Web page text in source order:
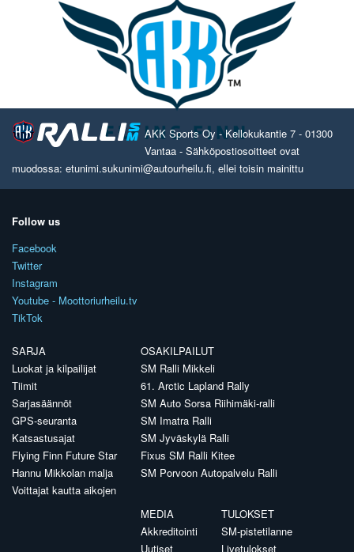
AKK Sports Oy - Kellokukantie 7 - 01300
Vantaa - Sähköpostiosoitteet ovat
muodossa: etunimi.sukunimi@autourheilu.fi, ellei toisin mainittu
Follow us
Facebook
Twitter
Instagram
Youtube - Moottoriurheilu.tv
TikTok
SARJA
Luokat ja kilpailijat
Tiimit
Sarjasäännöt
GPS-seuranta
Katsastusajat
Flying Finn Future Star
Hannu Mikkolan malja
Voittajat kautta aikojen
OSAKILPAILUT
SM Ralli Mikkeli
61. Arctic Lapland Rally
SM Auto Sorsa Riihimäki-ralli
SM Imatra Ralli
SM Jyväskylä Ralli
Fixus SM Ralli Kitee
SM Porvoon Autopalvelu Ralli
MEDIA
Akkreditointi
Uutiset
TULOKSET
SM-pistetilanne
Livetulokset